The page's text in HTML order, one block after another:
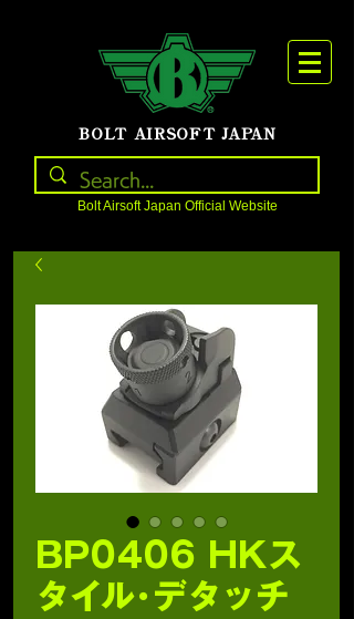
BOLT AIRSOFT JAPAN
Bolt Airsoft Japan Official Website
BP0406 HKス
タイル･デタッチ